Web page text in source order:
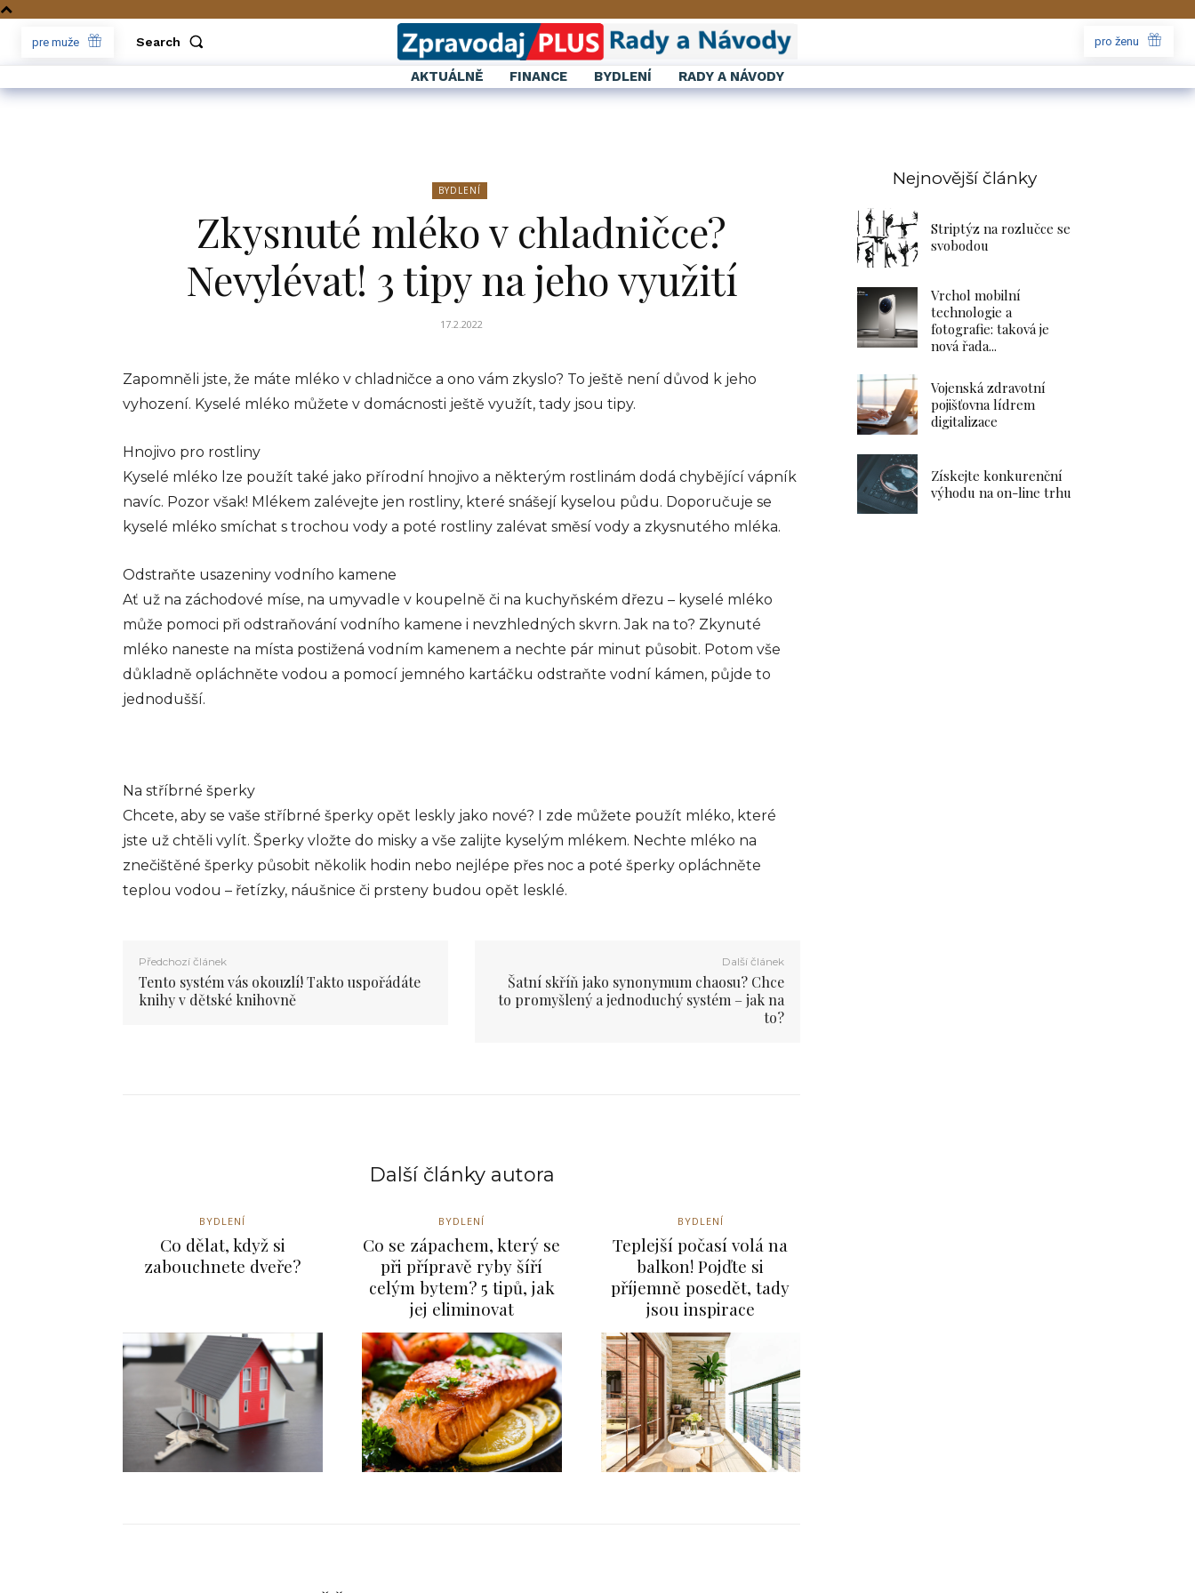
pre muže Search pro ženu
AKTUÁLNĚ FINANCE BYDLENÍ RADY A NÁVODY
BYDLENÍ
Zkysnuté mléko v chladničce?
Nevylévat! 3 tipy na jeho využití
17.2.2022
Zapomněli jste, že máte mléko v chladničce a ono vám zkyslo? To ještě není důvod k jeho
vyhození. Kyselé mléko můžete v domácnosti ještě využít, tady jsou tipy.
Hnojivo pro rostliny
Kyselé mléko lze použít také jako přírodní hnojivo a některým rostlinám dodá chybějící vápník
navíc. Pozor však! Mlékem zalévejte jen rostliny, které snášejí kyselou půdu. Doporučuje se
kyselé mléko smíchat s trochou vody a poté rostliny zalévat směsí vody a zkysnutého mléka.
Odstraňte usazeniny vodního kamene
Ať už na záchodové míse, na umyvadle v koupelně či na kuchyňském dřezu – kyselé mléko
může pomoci při odstraňování vodního kamene i nevzhledných skvrn. Jak na to? Zkynuté
mléko naneste na místa postižená vodním kamenem a nechte pár minut působit. Potom vše
důkladně opláchněte vodou a pomocí jemného kartáčku odstraňte vodní kámen, půjde to
jednodušší.
Na stříbrné šperky
Chcete, aby se vaše stříbrné šperky opět leskly jako nové? I zde můžete použít mléko, které
jste už chtěli vylít. Šperky vložte do misky a vše zalijte kyselým mlékem. Nechte mléko na
znečištěné šperky působit několik hodin nebo nejlépe přes noc a poté šperky opláchněte
teplou vodou – řetízky, náušnice či prsteny budou opět lesklé.
Předchozí článek
Tento systém vás okouzlí! Takto uspořádáte
knihy v dětské knihovně
Další článek
Šatní skříň jako synonymum chaosu? Chce
to promyšlený a jednoduchý systém – jak na
to?
Nejnovější články
Striptýz na rozlučce se
svobodou
Vrchol mobilní
technologie a
fotografie: taková je
nová řada...
Vojenská zdravotní
pojišťovna lídrem
digitalizace
Získejte konkurenční
výhodu na on-line trhu
Další články autora
BYDLENÍ
Co dělat, když si
zabouchnete dveře?
BYDLENÍ
Co se zápachem, který se
při přípravě ryby šíří
celým bytem? 5 tipů, jak
jej eliminovat
BYDLENÍ
Teplejší počasí volá na
balkon! Pojďte si
příjemně posedět, tady
jsou inspirace